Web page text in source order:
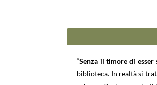
“Senza il timore di esser
biblioteca. In realtà si